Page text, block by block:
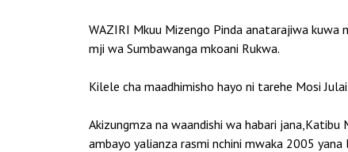
WAZIRI Mkuu Mizengo Pinda anatarajiwa kuwa
mji wa Sumbawanga mkoani Rukwa.
Kilele cha maadhimisho hayo ni tarehe Mosi
Akizungmza na waandishi wa habari
ambayo yalianza rasmi nchini mwaka 2005